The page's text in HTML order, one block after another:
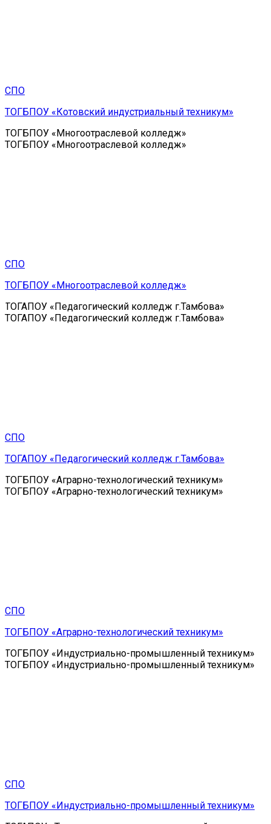
СПО
ТОГБПОУ «Котовский индустриальный техникум»
ТОГБПОУ «Многоотраслевой колледж»
ТОГБПОУ «Многоотраслевой колледж»
СПО
ТОГБПОУ «Многоотраслевой колледж»
ТОГАПОУ «Педагогический колледж г.Тамбова»
ТОГАПОУ «Педагогический колледж г.Тамбова»
СПО
ТОГАПОУ «Педагогический колледж г.Тамбова»
ТОГБПОУ «Аграрно-технологический техникум»
ТОГБПОУ «Аграрно-технологический техникум»
СПО
ТОГБПОУ «Аграрно-технологический техникум»
ТОГБПОУ «Индустриально-промышленный техникум»
ТОГБПОУ «Индустриально-промышленный техникум»
СПО
ТОГБПОУ «Индустриально-промышленный техникум»